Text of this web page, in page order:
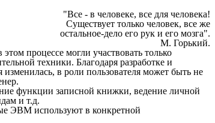
"Все - в человеке, все для человека!
Существует только человек, все же
остальное-дело его рук и его мозга".
М. Горький.
процессе могли участвовать только
техники. Благодаря разработке и
в роли пользователя может быть не
функции записной книжки, ведение личной
и т.д.
ЭВМ используют в конкретной